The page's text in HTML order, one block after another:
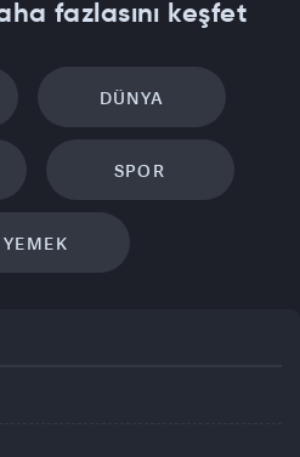
fazlasını keşfet
DÜNYA
SPOR
YEMEK